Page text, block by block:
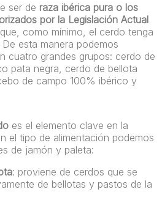
ser de raza ibérica pura o los
por la Legislación Actual
como mínimo, el cerdo tenga
esta manera podemos
cuatro grandes grupos: cerdo de
pata negra, cerdo de bellota
de campo 100% ibérico y
es el elemento clave en la
el tipo de alimentación podemos
de jamón y paleta:
: proviene de cerdos que se
de bellotas y pastos de la